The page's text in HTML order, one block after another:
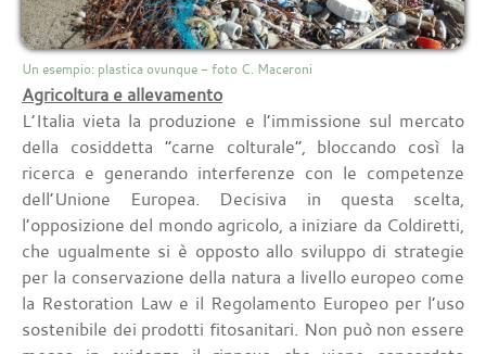
Un esempio: plastica ovunque - foto C. Maceroni
Agricoltura e allevamento
L’Italia vieta la produzione e l’immissione sul mercato
della cosiddetta “carne colturale”, bloccando così la
ricerca e generando interferenze con le competenze
dell’Unione Europea. Decisiva in questa scelta,
l’opposizione del mondo agricolo, a iniziare da Coldiretti,
che ugualmente si è opposto allo sviluppo di strategie
per la conservazione della natura a livello europeo come
la Restoration Law e il Regolamento Europeo per l’uso
sostenibile dei prodotti fitosanitari. Non può non essere